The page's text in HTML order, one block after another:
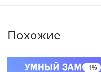
Похожие
-1%